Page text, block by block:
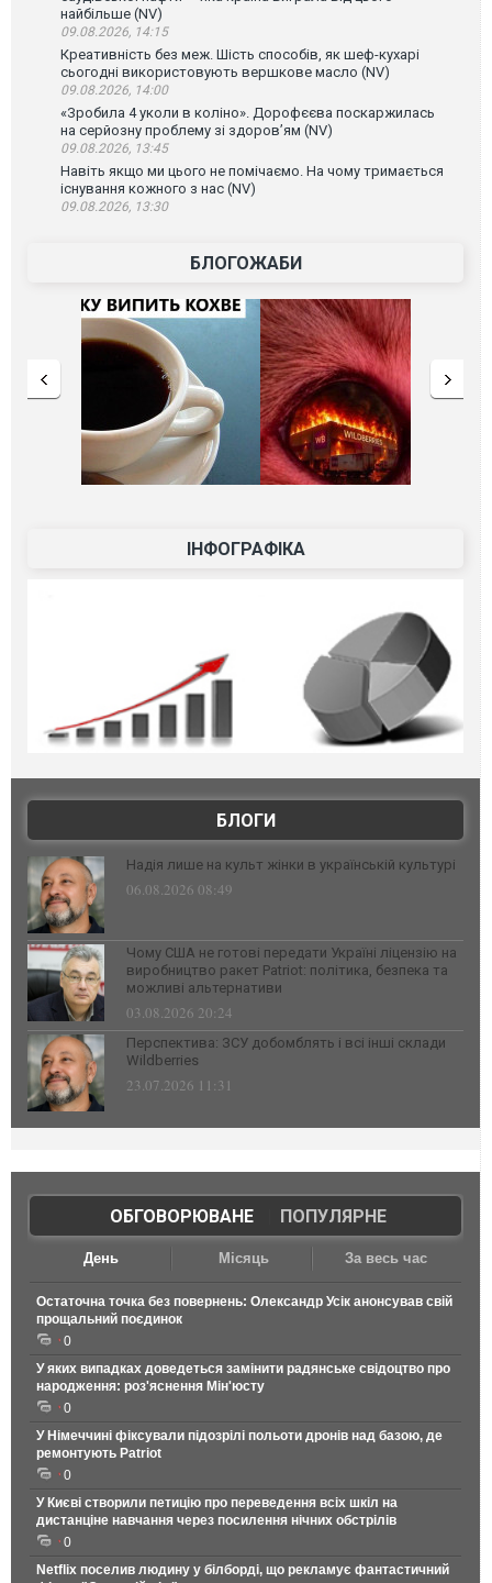
найбільше (NV)
09.08.2026, 14:15
Креативність без меж. Шість способів, як шеф-кухарі
сьогодні використовують вершкове масло (NV)
09.08.2026, 14:00
«Зробила 4 уколи в коліно». Дорофєєва поскаржилась
на серйозну проблему зі здоров’ям (NV)
09.08.2026, 13:45
Навіть якщо ми цього не помічаємо. На чому тримається
існування кожного з нас (NV)
09.08.2026, 13:30
БЛОГОЖАБИ
ІНФОГРАФІКА
БЛОГИ
Надія лише на культ жінки в українській культурі
06.08.2026 08:49
Чому США не готові передати Україні ліцензію на
виробництво ракет Patriot: політика, безпека та
можливі альтернативи
03.08.2026 20:24
Перспектива: ЗСУ добомблять і всі інші склади
Wildberries
23.07.2026 11:31
ОБГОВОРЮВАНЕ| ПОПУЛЯРНЕ
День Місяць За весь час
Остаточна точка без повернень: Олександр Усік анонсував свій
прощальний поєдинок
0
У яких випадках доведеться замінити радянське свідоцтво про
народження: роз'яснення Мін'юсту
0
У Німеччині фіксували підозрілі польоти дронів над базою, де
ремонтують Patriot
0
У Києві створили петицію про переведення всіх шкіл на
дистанціне навчання через посилення нічних обстрілів
0
Netflix поселив людину у білборді, що рекламує фантастичний